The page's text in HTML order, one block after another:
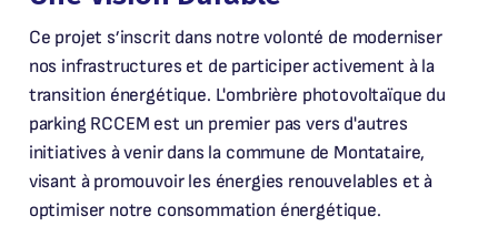
Ce projet s’inscrit dans notre volonté de moderniser
nos infrastructures et de participer activement à la
transition énergétique. L'ombrière photovoltaïque du
parking RCCEM est un premier pas vers d'autres
initiatives à venir dans la commune de Montataire,
visant à promouvoir les énergies renouvelables et à
optimiser notre consommation énergétique.